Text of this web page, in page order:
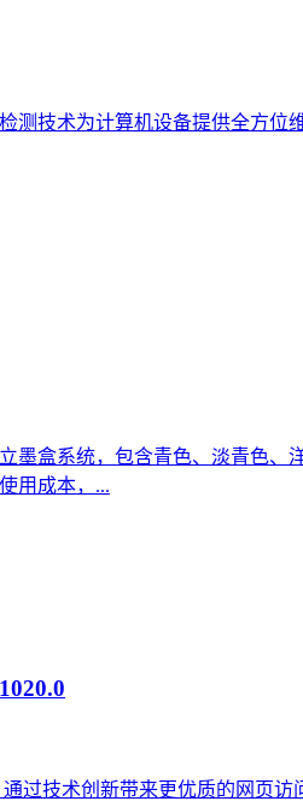
测技术为计算机设备提供全方
墨盒系统，包含青色、淡青色
用成本，...
过技术创新带来更优质的网页